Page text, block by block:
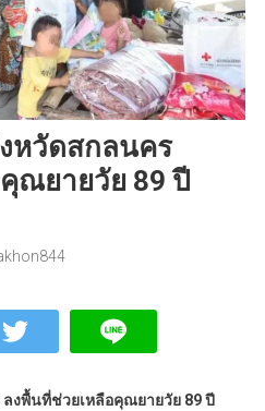
หวัดสกลนคร
ณยายวัย 89 ปี
งพื้นที่ช่วยเหลือคุณยายวัย 89 ปี